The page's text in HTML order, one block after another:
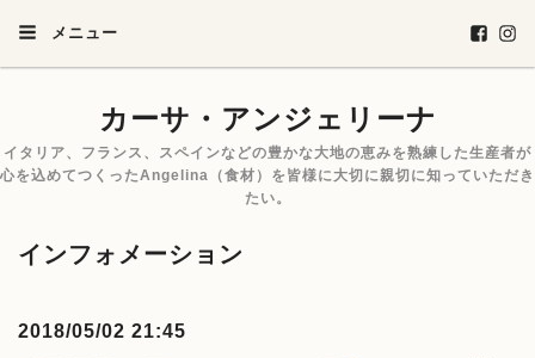
メニュー
カーサ・アンジェリーナ
イタリア、フランス、スペインなどの豊かな大地の恵みを熟練した生産者が
心を込めてつくったAngelina（食材）を皆様に大切に親切に知っていただき
たい。
インフォメーション
2018/05/02 21:45